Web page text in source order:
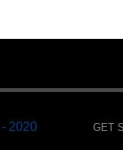
GET
2020